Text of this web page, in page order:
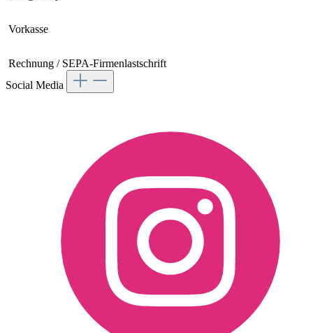
Vorkasse
Rechnung / SEPA-Firmenlastschrift
Social Media